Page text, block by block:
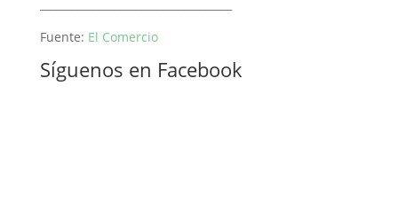
Fuente: El Comercio
Síguenos en Facebook